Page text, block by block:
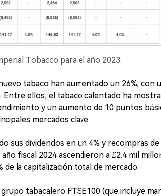
Tobacco para el año 2023.
tabaco han aumentado un 26%, con
Entre ellos, el tabaco calentado ha
y un aumento de 10 puntos
mercados clave.
sus dividendos en un 4% y recompras de
fiscal 2024 ascendieron a £2.4 mil
de la capitalización total de mercado.
tabacalero FTSE100 (que incluye